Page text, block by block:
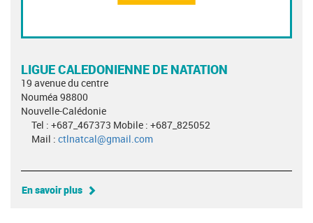
LIGUE CALEDONIENNE DE NATATION
19 avenue du centre
Nouméa 98800
Nouvelle-Calédonie
Tel : +687_467373 Mobile : +687_825052
Mail : ctlnatcal@gmail.com
En savoir plus